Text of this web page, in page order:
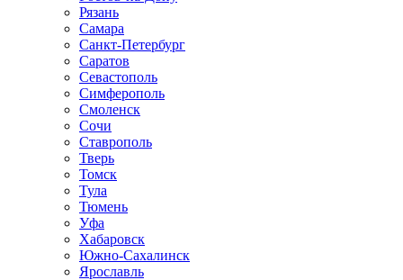
Рязань
Самара
Санкт-Петербург
Саратов
Севастополь
Симферополь
Смоленск
Сочи
Ставрополь
Тверь
Томск
Тула
Тюмень
Уфа
Хабаровск
Южно-Сахалинск
Ярославль